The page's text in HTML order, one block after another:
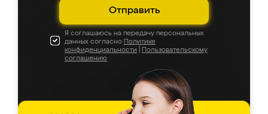
Отправить
Я соглашаюсь на передачу персональных
данных согласно Политике
конфиденциальности
Пользовательскому
соглашению